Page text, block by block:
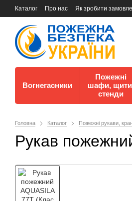
Каталог Про нас Як зробити
Документи
Контакти Документи з
Вогнегасники
Пожежні
шафи,
стенди
Головна Каталог Пожежні рукави,
Рукав